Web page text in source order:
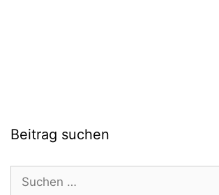
Beitrag suchen
nach: